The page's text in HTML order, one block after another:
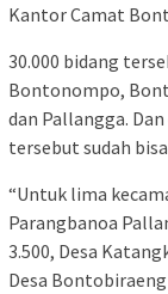
Kantor Camat
30.000 bidang
Bontonompo,
dan Pallangga.
tersebut sudah
“Untuk lima
Parangbanoa
3.500, Desa
Desa